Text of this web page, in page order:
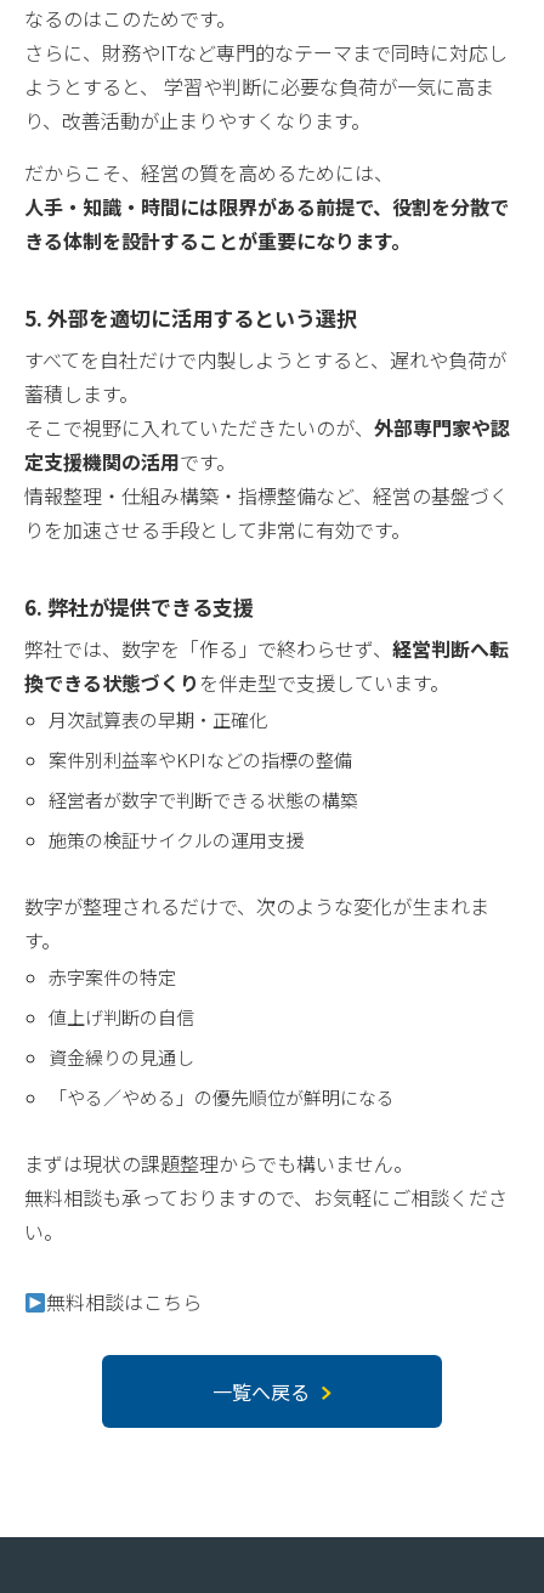
なるのはこのためです。
さらに、財務やITなど専門的なテーマまで同時に対応し
ようとすると、 学習や判断に必要な負荷が一気に高ま
り、改善活動が止まりやすくなります。
だからこそ、経営の質を高めるためには、
人手・知識・時間には限界がある前提で、役割を分散で
きる体制を設計することが重要になります。
5. 外部を適切に活用するという選択
すべてを自社だけで内製しようとすると、遅れや負荷が
蓄積します。
そこで視野に入れていただきたいのが、 外部専門家や認
定支援機関の活用です。
情報整理・仕組み構築・指標整備など、経営の基盤づく
りを加速させる手段として非常に有効です。
6. 弊社が提供できる支援
弊社では、数字を「作る」で終わらせず、 経営判断へ転
換できる状態づくり を伴走型で支援しています。
月次試算表の早期・正確化
案件別利益率やKPIなどの指標の整備
経営者が数字で判断できる状態の構築
施策の検証サイクルの運用支援
数字が整理されるだけで、次のような変化が生まれま
す。
赤字案件の特定
値上げ判断の自信
資金繰りの見通し
「やる／やめる」の優先順位が鮮明になる
まずは現状の課題整理からでも構いません。
無料相談も承っておりますので、お気軽にご相談くださ
い。
無料相談はこちら
一覧へ戻る